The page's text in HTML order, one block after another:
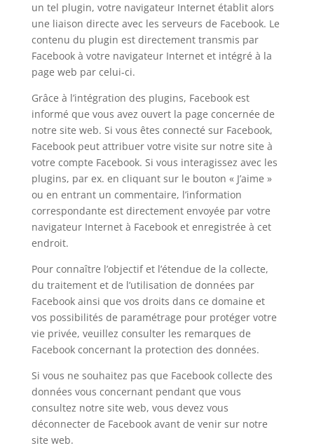
un tel plugin, votre navigateur Internet établit alors
une liaison directe avec les serveurs de Facebook. Le
contenu du plugin est directement transmis par
Facebook à votre navigateur Internet et intégré à la
page web par celui-ci.
Grâce à l’intégration des plugins, Facebook est
informé que vous avez ouvert la page concernée de
notre site web. Si vous êtes connecté sur Facebook,
Facebook peut attribuer votre visite sur notre site à
votre compte Facebook. Si vous interagissez avec les
plugins, par ex. en cliquant sur le bouton « J’aime »
ou en entrant un commentaire, l’information
correspondante est directement envoyée par votre
navigateur Internet à Facebook et enregistrée à cet
endroit.
Pour connaître l’objectif et l’étendue de la collecte,
du traitement et de l’utilisation de données par
Facebook ainsi que vos droits dans ce domaine et
vos possibilités de paramétrage pour protéger votre
vie privée, veuillez consulter les remarques de
Facebook concernant la protection des données.
Si vous ne souhaitez pas que Facebook collecte des
données vous concernant pendant que vous
consultez notre site web, vous devez vous
déconnecter de Facebook avant de venir sur notre
site web.